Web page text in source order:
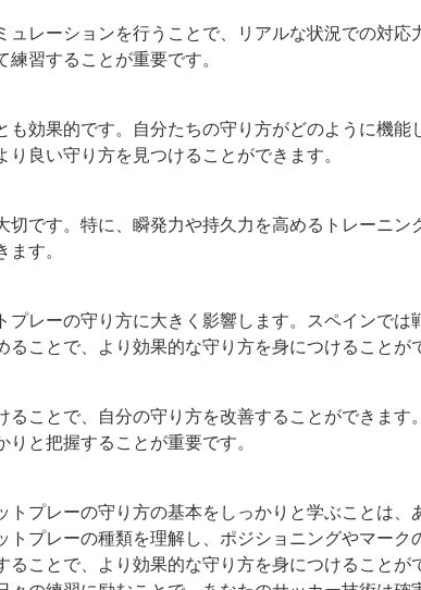
レーションを行うことで、リアルな状況での対応
習することが重要です。
も効果的です。自分たちの守り方がどのように機能
良い守り方を見つけることができます。
です。特に、瞬発力や持久力を高めるトレーニン
す。
プレーの守り方に大きく影響します。スペインでは
ことで、より効果的な守り方を身につけることが
ることで、自分の守り方を改善することができます
と把握することが重要です。
トプレーの守り方の基本をしっかりと学ぶことは、
トプレーの種類を理解し、ポジショニングやマーク
ことで、より効果的な守り方を身につけることが